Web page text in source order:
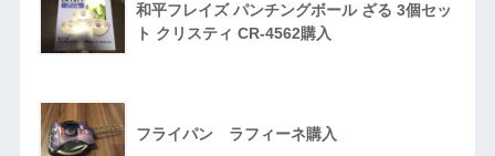
和平フレイズ パンチングボール ざる 3個セッ
ト クリスティ CR-4562購入
フライパン ラフィーネ購入